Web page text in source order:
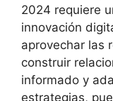
2024 requiere
innovación
aprovechar las
construir
informado y
estrategias,